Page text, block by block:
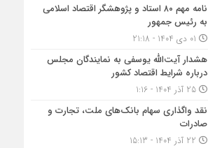
نامه مهم ۸۰ استاد و پژوهشگر اقتصاد اسلامی
به رئیس جمهور
هشدار آیت‌الله یوسفی به نمایندگان مجلس
درباره شرایط اقتصاد کشور
25 آذر 1404 - 1:16
نقد واگذاری سهام بانک‌های ملت، تجارت و
صادرات